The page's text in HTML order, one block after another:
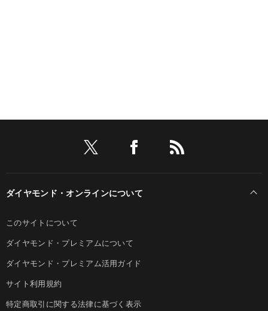
ダイヤモンド・オンラインについて
このサイトについて
ダイヤモンド・プレミアムについて
ダイヤモンド・プレミアム活用ガイド
サイト利用規約
特定商取引に関する法律に基づく表示